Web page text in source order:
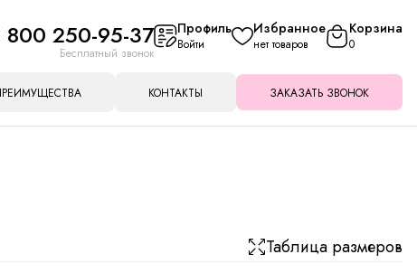
800 250-95-37
Бесплатный звонок
Профиль
Войти
Избранное
нет товаров
Корзина
0
КОНТАКТЫ ЗАКАЗАТЬ ЗВОНОК
Таблица размеров